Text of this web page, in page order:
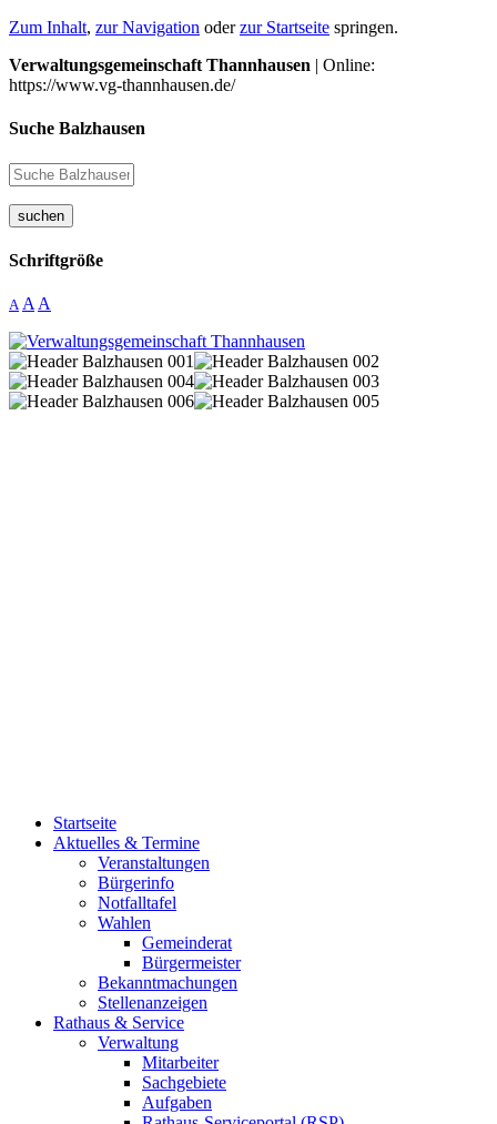
Zum Inhalt, zur Navigation oderzur Startseite springen.
Verwaltungsgemeinschaft Thannhausen | Online:
https://www.vg-thannhausen.de/
Suche Balzhausen
suchen
Schriftgröße
A A A
Startseite
Aktuelles & Termine
Veranstaltungen
Bürgerinfo
Notfalltafel
Wahlen
Gemeinderat
Bürgermeister
Bekanntmachungen
Stellenanzeigen
Rathaus & Service
Verwaltung
Mitarbeiter
Sachgebiete
Aufgaben